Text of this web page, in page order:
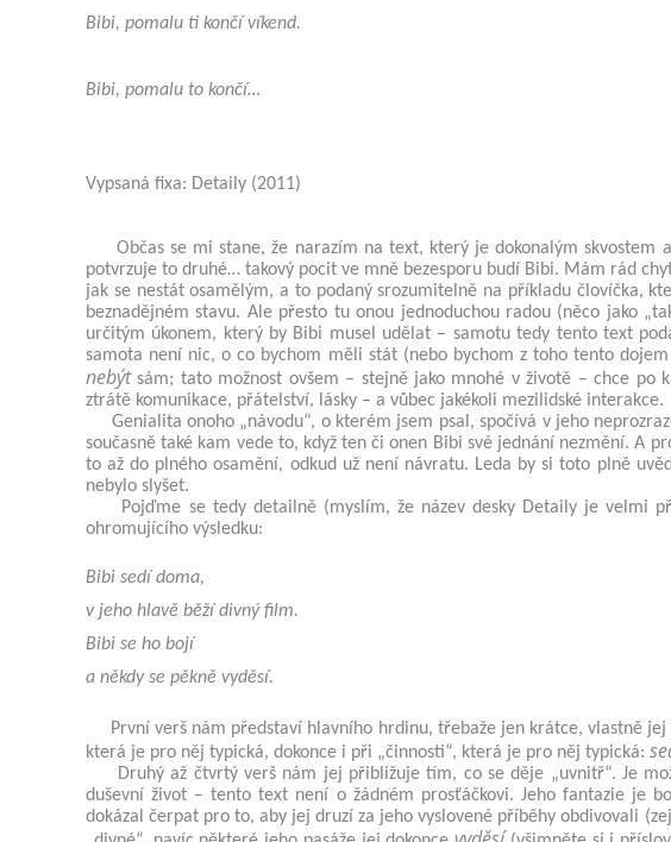
Bibi, pomalu ti končí víkend.
Bibi, pomalu to končí…
Vypsaná fixa: Detaily (2011)
Občas se mi stane, že narazím na text, který je dokonalým skvostem
potvrzuje to druhé… takový pocit ve mně bezesporu budí Bibi. Mám rád
jak se nestát osamělým, a to podaný srozumitelně na příkladu človíčka,
beznadějném stavu. Ale přesto tu onou jednoduchou radou (něco jako
určitým úkonem, který by Bibi musel udělat – samotu tedy tento text
samota není nic, o co bychom měli stát (nebo bychom z toho tento
nebýtsám; tato možnost ovšem – stejně jako mnohé v životě – chce po
ztrátě komunikace, přátelství, lásky – a vůbec jakékoli mezilidské interakce.
Genialita onoho „návodu“, o kterém jsem psal, spočívá v jeho
současně také kam vede to, když ten či onen Bibi své jednání nezmění. A
to až do plného osamění, odkud už není návratu. Leda by si toto plně
nebylo slyšet.
Pojďme se tedy detailně (myslím, že název desky Detaily je velmi
ohromujícího výsledku:
Bibi sedí doma,
v jeho hlavě běží divný film.
Bibi se ho bojí
a někdy se pěkně vyděsí.
První verš nám představí hlavního hrdinu, třebaže jen krátce, vlastně
která je pro něj typická, dokonce i při „činnosti“, která je pro něj typická:
Druhý až čtvrtý verš nám jej přibližuje tím, co se děje „uvnitř“. Je
duševní život – tento text není o žádném prosťáčkovi. Jeho fantazie je
dokázal čerpat pro to, aby jej druzí za jeho vyslovené příběhy obdivovali